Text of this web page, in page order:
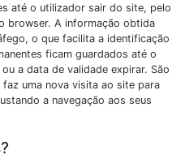
até o utilizador sair do site, pelo
browser. A informação obtida
o que facilita a identificação
ficam guardados até o
a data de validade expirar. São
uma nova visita ao site para
a navegação aos seus